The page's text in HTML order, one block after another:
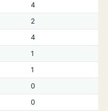
4
2
4
1
1
0
0